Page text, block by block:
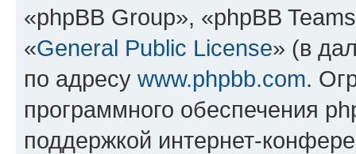
«phpBB Group», «phpBB
«General Public License» (в
по адресу www.phpbb.com.
программного обеспечения
поддержкой интернет-